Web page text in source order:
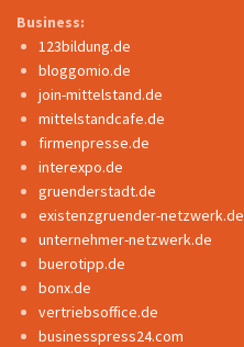
Business:
123bildung.de
bloggomio.de
join-mittelstand.de
mittelstandcafe.de
firmenpresse.de
interexpo.de
gruenderstadt.de
existenzgruender-netzwerk.de
unternehmer-netzwerk.de
buerotipp.de
bonx.de
vertriebsoffice.de
businesspress24.com